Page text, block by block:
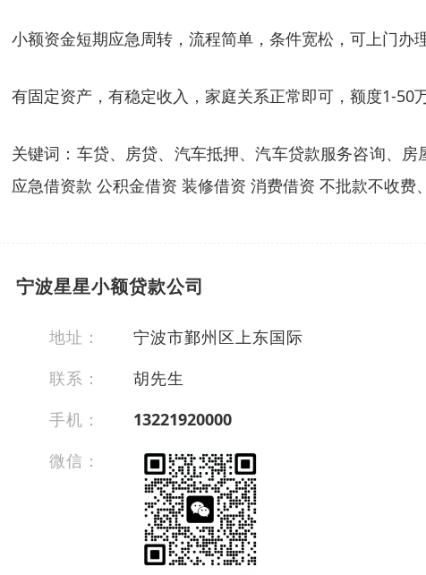
小额资金短期应急周转，流程简单，条件宽松，可上门办
有固定资产，有稳定收入，家庭关系正常即可，额度1-50
关键词：车贷、房贷、汽车抵押、汽车贷款服务咨询、
应急借资款 公积金借资 装修借资 消费借资 不批款不收
宁波星星小额贷款公司
地址：
宁波市鄞州区上东国际
联系：
胡先生
手机：
13221920000
微信：